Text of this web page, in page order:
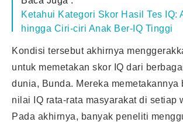
Ketahui Kategori Skor Hasil Tes IQ:
hingga Ciri-ciri Anak Ber-IQ Tinggi
Kondisi tersebut akhirnya
untuk memetakan skor IQ dari
dunia, Bunda. Mereka memetakannya
nilai IQ rata-rata masyarakat di setiap
Pada akhirnya, banyak peneliti